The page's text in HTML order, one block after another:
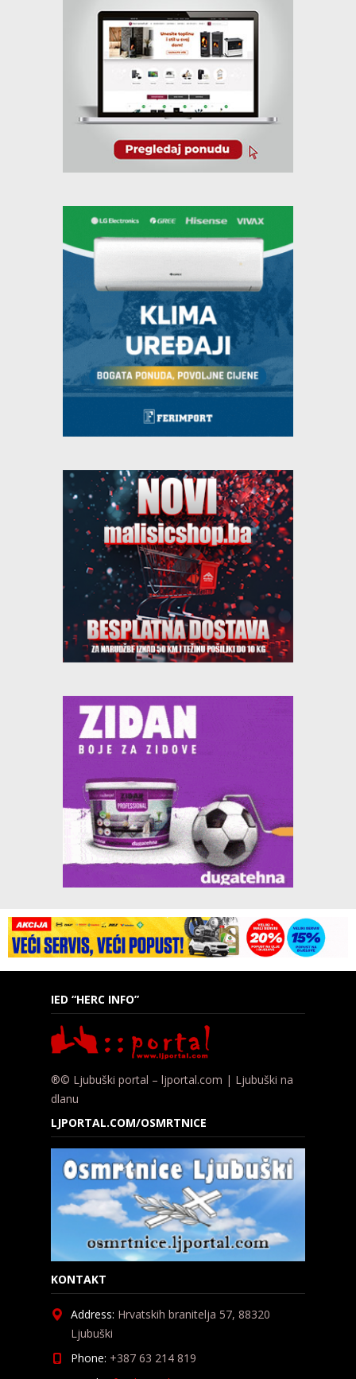
IED “HERC INFO”
®© Ljubuški portal – ljportal.com | Ljubuški na
dlanu
LJPORTAL.COM/OSMRTNICE
KONTAKT
Address: Hrvatskih branitelja 57, 88320
Ljubuški
Phone: +387 63 214 819